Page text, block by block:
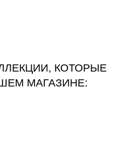
КОТОРЫЕ
МАГАЗИНЕ: